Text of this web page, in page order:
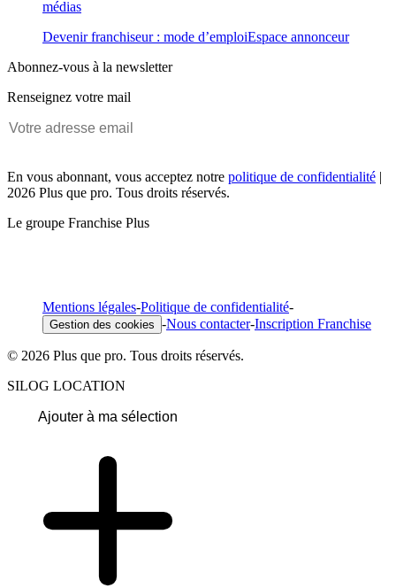
médias
Devenir franchiseur : mode d’emploiEspace annonceur
Abonnez-vous à la newsletter
Renseignez votre mail
En vous abonnant, vous acceptez notre politique de confidentialité |
2026 Plus que pro. Tous droits réservés.
Le groupe Franchise Plus
Mentions légales-Politique de confidentialité-
Gestion des cookies -Nous contacter-Inscription Franchise
© 2026 Plus que pro. Tous droits réservés.
SILOG LOCATION
Ajouter à ma sélection